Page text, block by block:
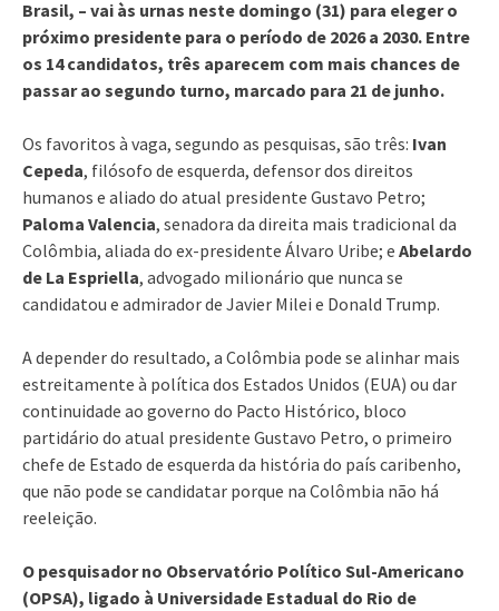
Brasil, – vai às urnas neste domingo (31) para eleger o
próximo presidente para o período de 2026 a 2030. Entre
os 14 candidatos, três aparecem com mais chances de
passar ao segundo turno, marcado para 21 de junho.
Os favoritos à vaga, segundo as pesquisas, são três: Ivan
Cepeda, filósofo de esquerda, defensor dos direitos
humanos e aliado do atual presidente Gustavo Petro;
Paloma Valencia, senadora da direita mais tradicional da
Colômbia, aliada do ex-presidente Álvaro Uribe; e Abelardo
de La Espriella, advogado milionário que nunca se
candidatou e admirador de Javier Milei e Donald Trump.
A depender do resultado, a Colômbia pode se alinhar mais
estreitamente à política dos Estados Unidos (EUA) ou dar
continuidade ao governo do Pacto Histórico, bloco
partidário do atual presidente Gustavo Petro, o primeiro
chefe de Estado de esquerda da história do país caribenho,
que não pode se candidatar porque na Colômbia não há
reeleição.
O pesquisador no Observatório Político Sul-Americano
(OPSA), ligado à Universidade Estadual do Rio de